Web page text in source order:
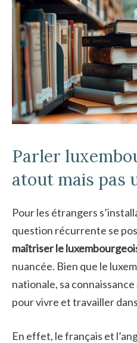
Parler
atout mais pas
Pour les étrangers
question récurrente se
maîtriser le
nuancée. Bien que le
nationale, sa
pour vivre et travailler
En effet, le français et